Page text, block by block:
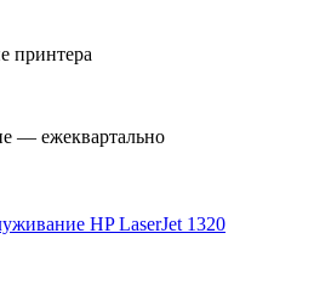
принтера
— ежеквартально
HP LaserJet 1320